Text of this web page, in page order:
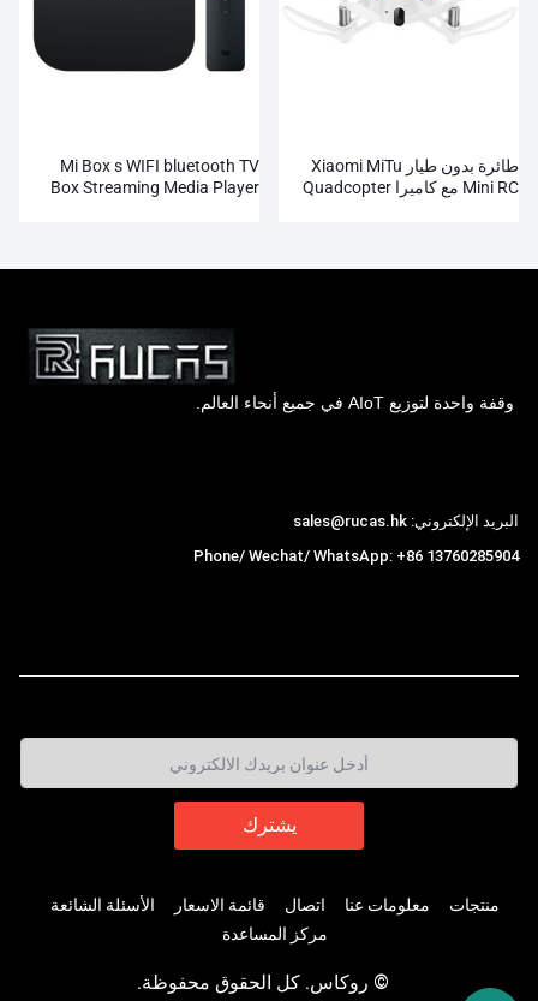
طائرة بدون طيار Xiaomi MiTu
Mini RC مع كاميرا Quadcopter
Mi Box s WIFI bluetooth TV
Box Streaming Media Player
وقفة واحدة لتوزيع AIoT في جميع أنحاء العالم.
البريد الإلكتروني: sales@rucas.hk
Phone/ Wechat/ WhatsApp: +86 13760285904
منتجات معلومات عنا اتصال قائمة الاسعار
الأسئلة الشائعة
مركز المساعدة
© روكاس. كل الحقوق محفوظة.